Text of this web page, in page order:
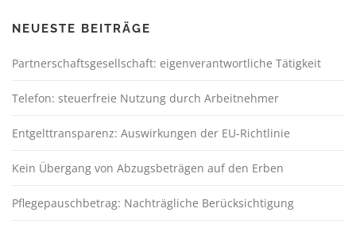
NEUESTE BEITRÄGE
Partnerschaftsgesellschaft: eigenverantwortliche Tätigkeit
Telefon: steuerfreie Nutzung durch Arbeitnehmer
Entgelttransparenz: Auswirkungen der EU-Richtlinie
Kein Übergang von Abzugsbeträgen auf den Erben
Pflegepauschbetrag: Nachträgliche Berücksichtigung